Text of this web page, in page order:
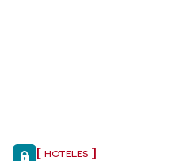
HOTELES